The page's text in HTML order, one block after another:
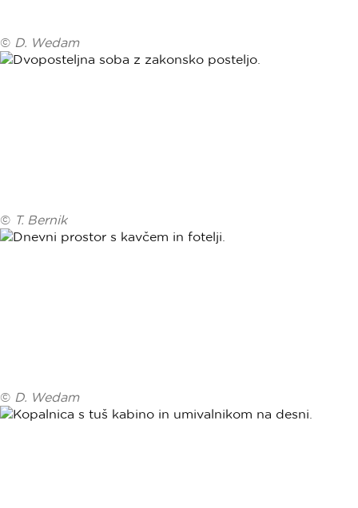
© D. Wedam
© T. Bernik
© D. Wedam